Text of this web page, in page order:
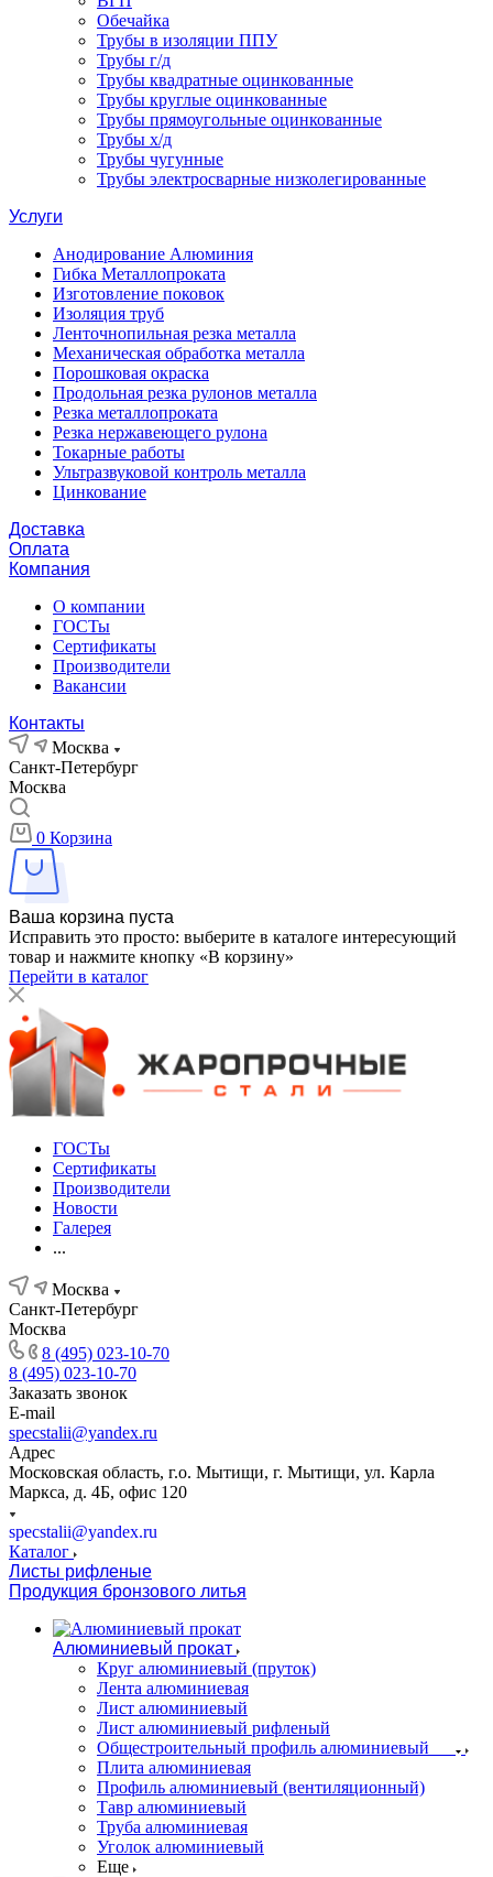
Обечайка
Трубы в изоляции ППУ
Трубы г/д
Трубы квадратные оцинкованные
Трубы круглые оцинкованные
Трубы прямоугольные оцинкованные
Трубы х/д
Трубы чугунные
Трубы электросварные низколегированные
Услуги
Анодирование Алюминия
Гибка Металлопроката
Изготовление поковок
Изоляция труб
Ленточнопильная резка металла
Механическая обработка металла
Порошковая окраска
Продольная резка рулонов металла
Резка металлопроката
Резка нержавеющего рулона
Токарные работы
Ультразвуковой контроль металла
Цинкование
Доставка
Оплата
Компания
О компании
ГОСТы
Сертификаты
Производители
Вакансии
Контакты
Москва
Санкт-Петербург
Москва
0 Корзина
Ваша корзина пуста
Исправить это просто: выберите в каталоге интересующий
товар и нажмите кнопку «В корзину»
Перейти в каталог
ГОСТы
Сертификаты
Производители
Новости
Галерея
...
Москва
Санкт-Петербург
Москва
8 (495) 023-10-70
8 (495) 023-10-70
Заказать звонок
E-mail
specstalii@yandex.ru
Адрес
Московская область, г.о. Мытищи, г. Мытищи, ул. Карла
Маркса, д. 4Б, офис 120
specstalii@yandex.ru
Каталог
Листы рифленые
Продукция бронзового литья
Алюминиевый прокат
Круг алюминиевый (пруток)
Лента алюминиевая
Лист алюминиевый
Лист алюминиевый рифленый
Общестроительный профиль алюминиевый
Плита алюминиевая
Профиль алюминиевый (вентиляционный)
Тавр алюминиевый
Труба алюминиевая
Уголок алюминиевый
Еще